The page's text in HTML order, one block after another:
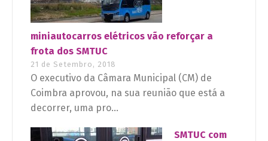
miniautocarros elétricos vão reforçar a
frota dos SMTUC
21 de Setembro, 2018
O executivo da Câmara Municipal (CM) de
Coimbra aprovou, na sua reunião que está a
decorrer, uma pro...
SMTUC com